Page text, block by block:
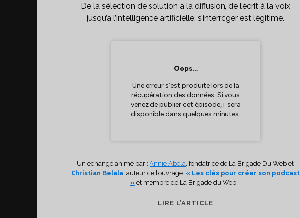
De la sélection de solution à la diffusion, de l’écrit à la voix
jusqu’à l’intelligence artificielle, s’interroger est légitime.
Un échange animé par :Annie Abela , fondatrice de La Brigade Du Web et
Christian Belala , auteur de l’ouvrage :« Les clés pour créer son podcast
» et membre de La Brigade du Web.
LIRE L’ARTICLE